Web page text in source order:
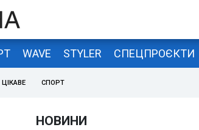
WAVE STYLER СПЕЦПРОЄКТИ
ЦІКАВЕ СПОРТ
НОВИНИ